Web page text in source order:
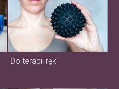
Do terapii ręki